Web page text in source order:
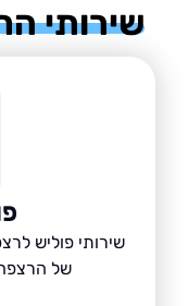
שירותי פוליש לרצפות
של הרצפה